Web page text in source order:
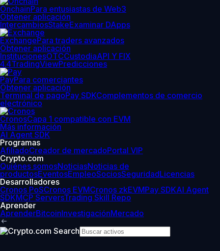
OnchainPara entusiastas de Web3
Obtener aplicación
IntercambiosStakeExaminar DApps
ExchangePara traders avanzados
Obtener aplicación
InstitucionesOTCCustodiaAPI Y FIX
4.4TradingViewPredicciones
PayPara comerciantes
Obtener aplicación
Terminal de pagoPay SDKComplementos de comercio
electrónico
CronosCapa 1 compatible con EVM
Más información
AI Agent SDK
Programas
AfiliadoCreador de mercadoPortal VIP
Crypto.com
Quiénes somosNoticiasNoticias de
productosEventosEmpleoSociosSeguridadLicencias
Desarrolladores
Cronos PoSCronos EVMCronos zkEVMPay SDKAI Agent
SDKMCP ServersTrading Skill Repo
Aprender
AprenderBitcoinInvestigaciónMercado